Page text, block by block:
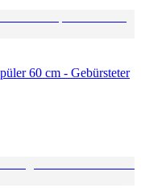
60 cm - Gebürsteter